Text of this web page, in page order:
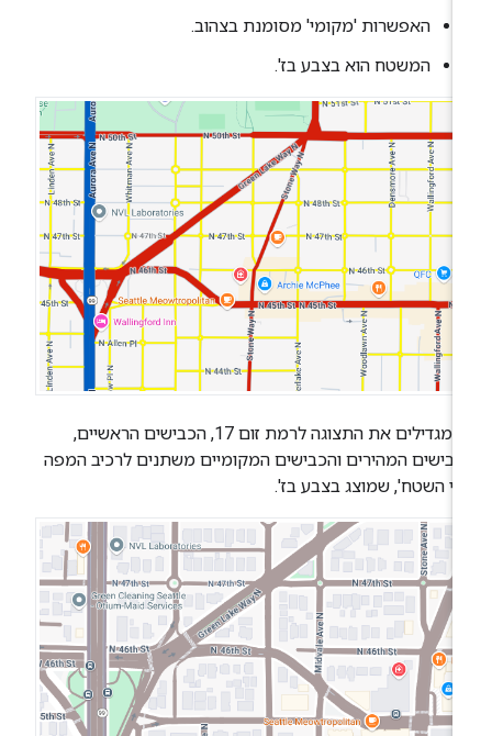
האפשרות 'מקומי' מסומנת בצהוב.
המשטח הוא בצבע בז'.
כשמגדילים את התצוגה לרמת זום 17, הכבישים הראשיים,
המהירים והכבישים המקומיים משתנים לרכיב המפה
השטח', שמוצג בצבע בז'.